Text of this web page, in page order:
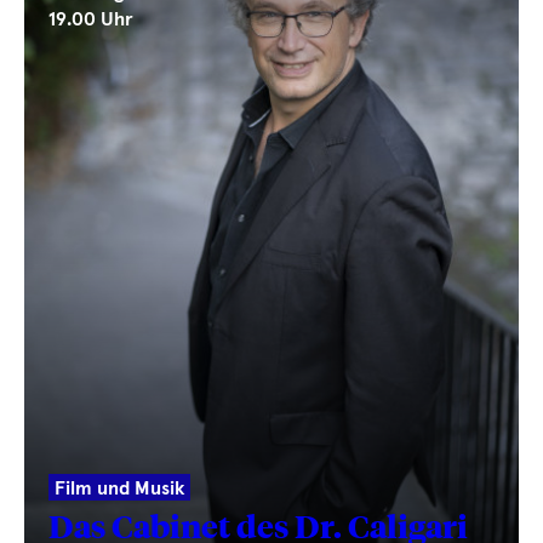
19.00 Uhr
Film und Musik
Das Cabinet des Dr. Caligari